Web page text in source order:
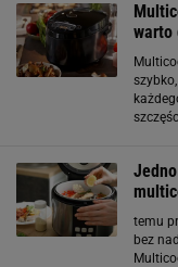
warto
temu
bez